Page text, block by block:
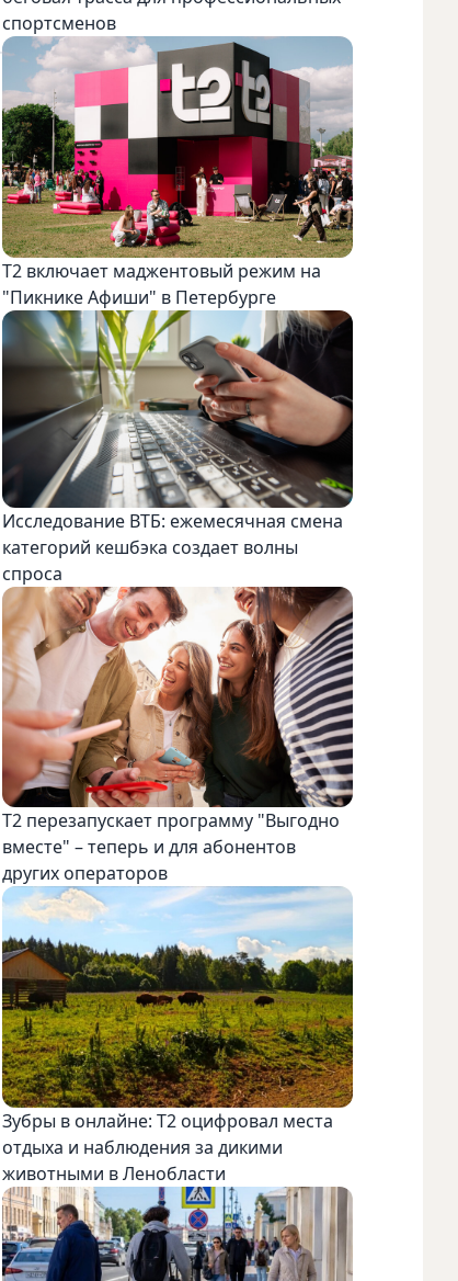
спортсменов
Т2 включает маджентовый режим на
"Пикнике Афиши" в Петербурге
Исследование ВТБ: ежемесячная смена
категорий кешбэка создает волны
спроса
Т2 перезапускает программу "Выгодно
вместе" – теперь и для абонентов
других операторов
Зубры в онлайне: Т2 оцифровал места
отдыха и наблюдения за дикими
животными в Ленобласти